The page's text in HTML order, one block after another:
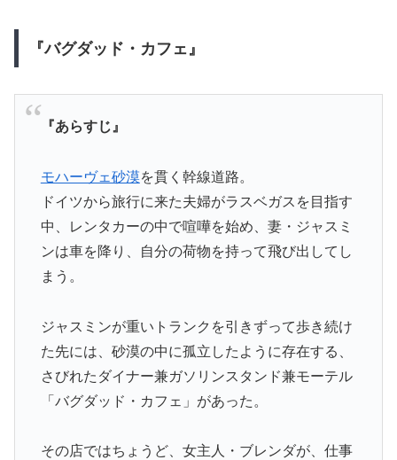
『バグダッド・カフェ』
『あらすじ』
モハーヴェ砂漠を貫く幹線道路。
ドイツから旅行に来た夫婦がラスベガスを目指す
中、レンタカーの中で喧嘩を始め、妻・ジャスミ
ンは車を降り、自分の荷物を持って飛び出してし
まう。
ジャスミンが重いトランクを引きずって歩き続け
た先には、砂漠の中に孤立したように存在する、
さびれたダイナー兼ガソリンスタンド兼モーテル
「バグダッド・カフェ」があった。
その店ではちょうど、女主人・ブレンダが、仕事